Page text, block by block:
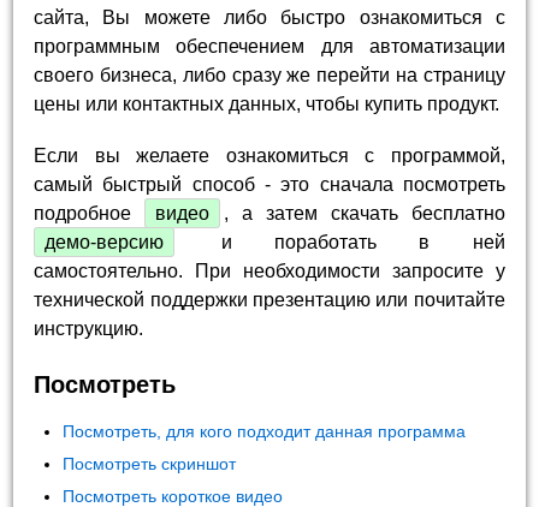
сайта, Вы можете либо быстро ознакомиться с
программным обеспечением для автоматизации
своего бизнеса, либо сразу же перейти на страницу
цены или контактных данных, чтобы купить продукт.
Если вы желаете ознакомиться с программой,
самый быстрый способ - это сначала посмотреть
подробное
видео
, а затем скачать бесплатно
демо-версию
и поработать в ней
самостоятельно. При необходимости запросите у
технической поддержки презентацию или почитайте
инструкцию.
Посмотреть
Посмотреть, для кого подходит данная программа
Посмотреть скриншот
Посмотреть короткое видео